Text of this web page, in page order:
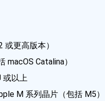
更高版本）
macOS Catalina）
或以上
M 系列晶片（包括 M5）